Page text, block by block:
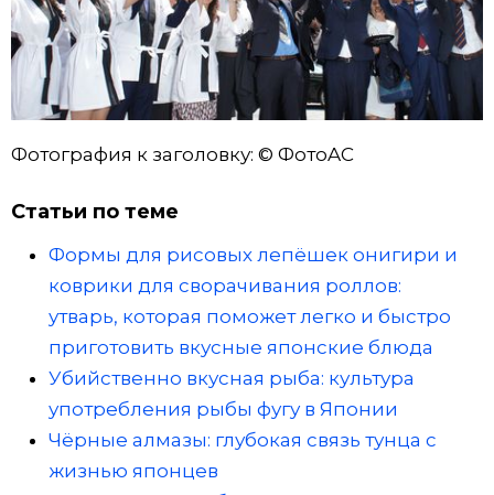
Фотография к заголовку: © ФотоAC
Статьи по теме
Формы для рисовых лепёшек онигири и
коврики для сворачивания роллов:
утварь, которая поможет легко и быстро
приготовить вкусные японские блюда
Убийственно вкусная рыба: культура
употребления рыбы фугу в Японии
Чёрные алмазы: глубокая связь тунца с
жизнью японцев